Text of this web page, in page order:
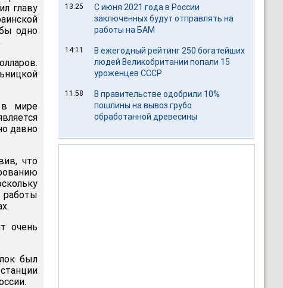
главу
одно
в мире
давно
что
работы
очень
был
13:25
С июня 2021 года в России
заключенных будут отправлять на
работы на БАМ
14:11
В ежегодный рейтинг 250 богатейших
людей Великобритании попали 15
уроженцев СССР
11:58
В правительстве одобрили 10%
пошлины на вывоз грубо
обработанной древесины